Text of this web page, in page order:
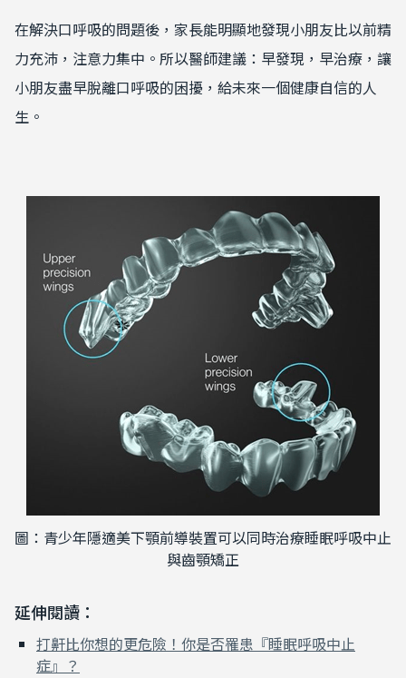
在解決口呼吸的問題後，家長能明顯地發現小朋友比以前精
力充沛，注意力集中。 所以醫師建議：早發現，早治療，讓
小朋友盡早脫離口呼吸的困擾，給未來一個健康自信的人
生。
圖：青少年隱適美下顎前導裝置可以同時治療睡眠呼吸中止
與齒顎矯正
延伸閱讀：
打鼾比你想的更危險！你是否罹患『睡眠呼吸中止
症』？